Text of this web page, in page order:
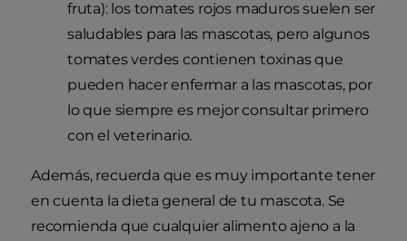
fruta): los tomates rojos maduros suelen ser
saludables para las mascotas, pero algunos
tomates verdes contienen toxinas que
pueden hacer enfermar a las mascotas, por
lo que siempre es mejor consultar primero
con el veterinario.
Además, recuerda que es muy importante tener
en cuenta la dieta general de tu mascota. Se
recomienda que cualquier alimento ajeno a la